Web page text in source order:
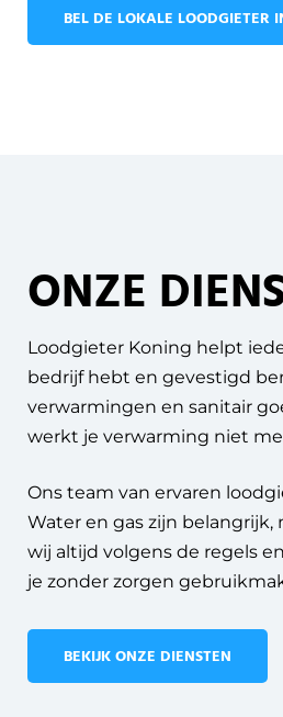
BEL DE LOKALE LOODGIETER
ONZE
Loodgieter Koning helpt
bedrijf hebt en gevestigd
verwarmingen en sanitair
werkt je verwarming niet
Ons team van ervaren
Water en gas zijn
wij altijd volgens de regels
je zonder zorgen
BEKIJK ONZE DIENSTEN